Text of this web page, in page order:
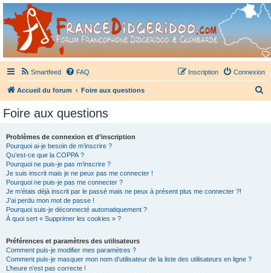
France Didgeridoo
Didgeridoo et Guimbarde sur France Didgeridoo - retrouvez la communauté.
Smartfeed FAQ Connexion
Inscription
Accueil du forum Foire aux questions
Foire aux questions
Problèmes de connexion et d’inscription
Pourquoi ai-je besoin de m’inscrire ?
Qu’est-ce que la COPPA ?
Pourquoi ne puis-je pas m’inscrire ?
Je suis inscrit mais je ne peux pas me connecter !
Pourquoi ne puis-je pas me connecter ?
Je m’étais déjà inscrit par le passé mais ne peux à présent plus me connecter ?!
J’ai perdu mon mot de passe !
Pourquoi suis-je déconnecté automatiquement ?
À quoi sert « Supprimer les cookies » ?
Préférences et paramètres des utilisateurs
Comment puis-je modifier mes paramètres ?
Comment puis-je masquer mon nom d’utilisateur de la liste des utilisateurs en ligne ?
L’heure n’est pas correcte !